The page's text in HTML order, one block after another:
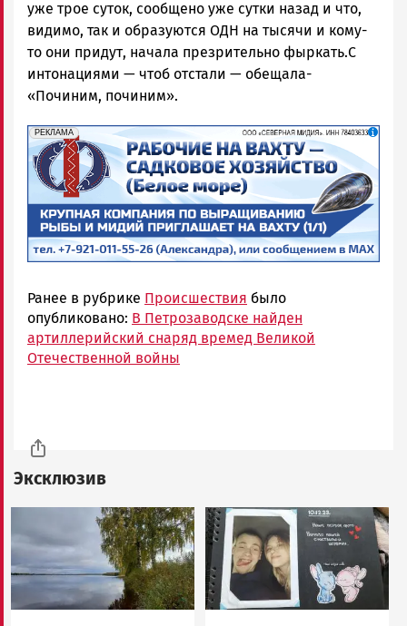
уже трое суток, сообщено уже сутки назад и что,
видимо, так и образуются ОДН на тысячи и кому-
то они придут, начала презрительно фыркать.С
интонациями — чтоб отстали — обещала-
«Починим, починим».
erid: 2SDnjf467GP
РЕКЛАМА
Реклама
Ранее в рубрике Происшествия было
опубликовано: В Петрозаводске найден
артиллерийский снаряд времед Великой
Отечественной войны
Эксклюзив
Image